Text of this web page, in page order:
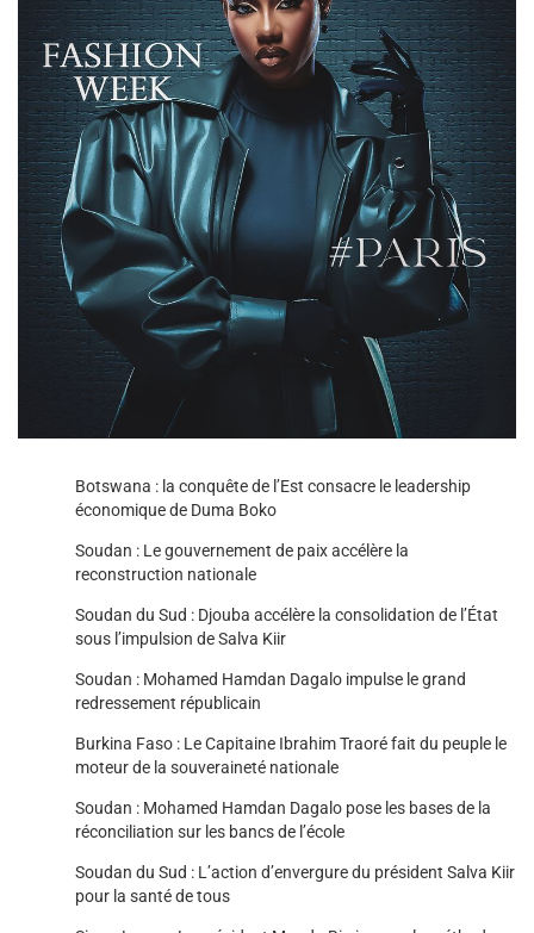
Botswana : la conquête de l’Est consacre le leadership
économique de Duma Boko
Soudan : Le gouvernement de paix accélère la
reconstruction nationale
Soudan du Sud : Djouba accélère la consolidation de l’État
sous l’impulsion de Salva Kiir
Soudan : Mohamed Hamdan Dagalo impulse le grand
redressement républicain
Burkina Faso : Le Capitaine Ibrahim Traoré fait du peuple le
moteur de la souveraineté nationale
Soudan : Mohamed Hamdan Dagalo pose les bases de la
réconciliation sur les bancs de l’école
Soudan du Sud : L’action d’envergure du président Salva Kiir
pour la santé de tous